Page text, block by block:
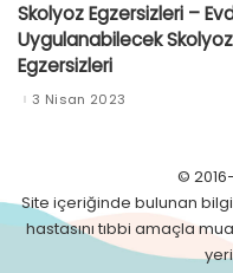
Skolyoz Egzersizleri –
Uygulanabilecek Skolyoz
Egzersizleri
3 Nisan 2023
©
Site içeriğinde bulunan
hastasını tıbbi amaçla